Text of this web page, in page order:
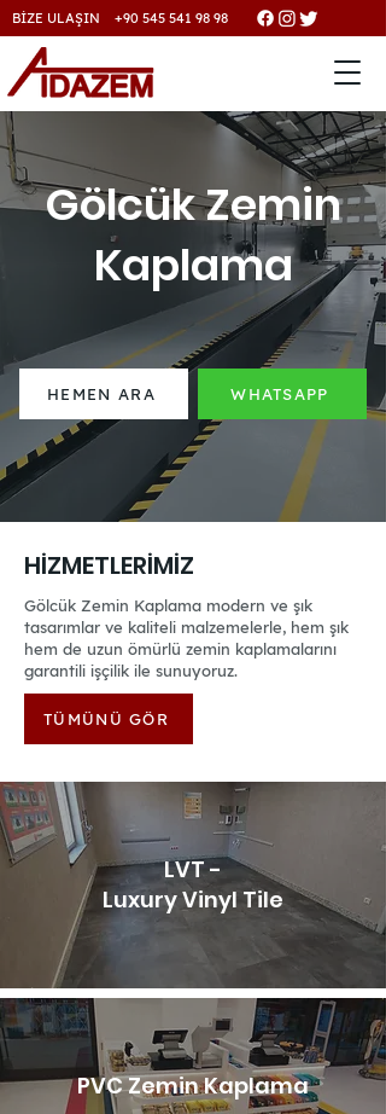
BİZE ULAŞIN +90 545 541 98 98
Gölcük Zemin
Kaplama
HEMEN ARA WHATSAPP
HİZMETLERİMİZ
Gölcük Zemin Kaplama modern ve şık
tasarımlar ve kaliteli malzemelerle, hem şık
hem de uzun ömürlü zemin kaplamalarını
garantili işçilik ile sunuyoruz.
TÜMÜNÜ GÖR
LVT -
Luxury Vinyl Tile
PVC Zemin Kaplama